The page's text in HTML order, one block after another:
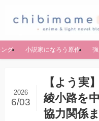
グ 小説家になろう原作
【よう実
綾小路を
協力関係
2026
6/03